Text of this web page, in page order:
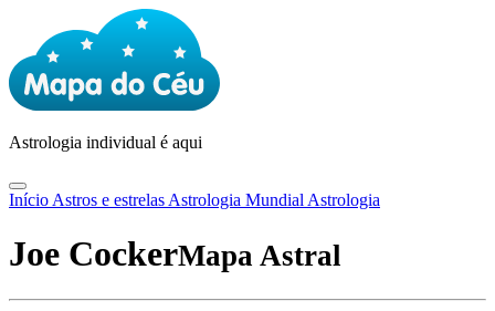
Astrologia individual é aqui
Início Astros e estrelas Astrologia Mundial Astrologia
Joe CockerMapa Astral